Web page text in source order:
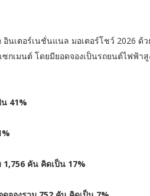
อินเตอร์เนชั่นแนล มอเตอร์โชว์ 2026 ด้
กเมนต์ โดยมียอดจองเป็นรถยนต์ไฟฟ้า
น 41%
1,756 คัน คิดเป็น 17%